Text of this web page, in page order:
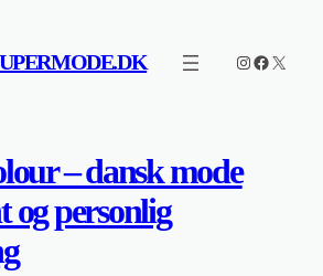
Instagram
X
– dansk mode
og personlig